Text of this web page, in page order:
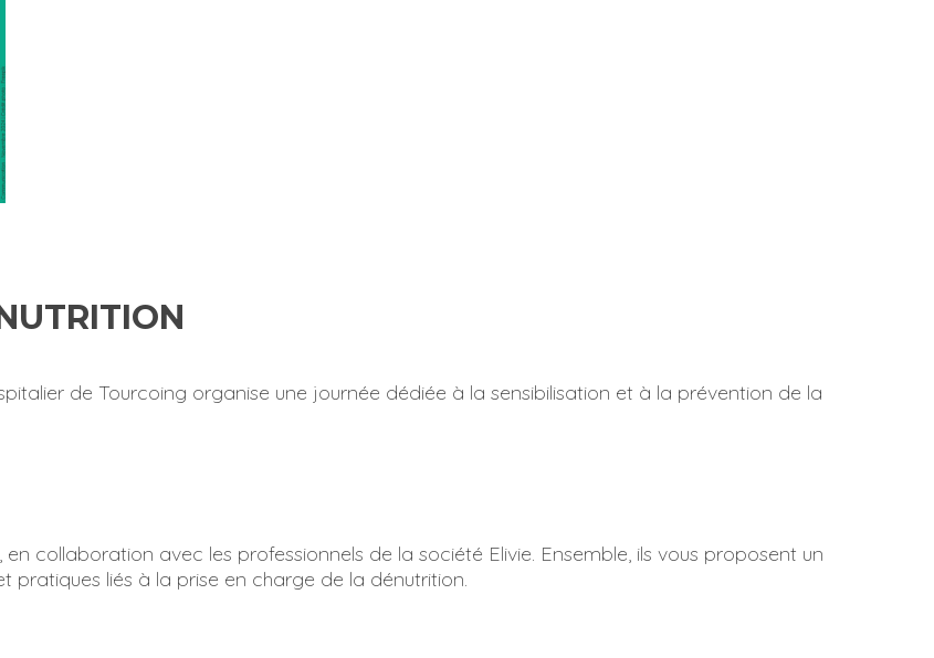
de Tourcoing organise une journée dédiée à la sensibilisation et à la prévention de la
collaboration avec les professionnels de la société Elivie. Ensemble, ils vous proposent un
liés à la prise en charge de la dénutrition.